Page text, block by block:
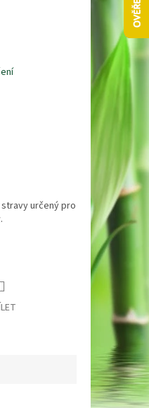
určený pro